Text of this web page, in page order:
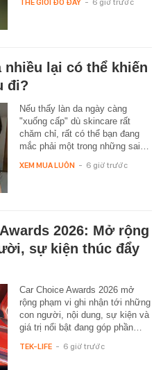
THẾ GIỚI ĐÓ ĐÂY - 6 giờ trước
lại có thể khiến
đi?
Nếu thấy làn da ngày càng
"xuống cấp" dù skincare rất
chăm chỉ, rất có thể bạn đang
mắc phải một trong những sai…
XEM MUA LUÔN - 6 giờ trước
2026: Mở rộng
sự kiện thúc đẩy
Car Choice Awards 2026 mở
rộng phạm vi ghi nhận tới những
con người, nội dung, sự kiện và
giá trị nổi bật đang góp phần…
TEK-LIFE - 6 giờ trước